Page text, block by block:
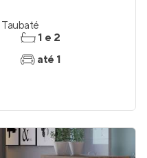
Taubaté
1 e 2
até 1